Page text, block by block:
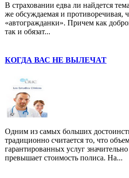
В страховании едва ли найдется
же обсуждаемая и противоречивая,
«автогражданки». Причем как
так и обязат...
КОГДА ВАС НЕ ВЫЛЕЧАТ
Одним из самых больших
традиционно считается то, что
гарантированных услуг значительно
превышает стоимость полиса. На...